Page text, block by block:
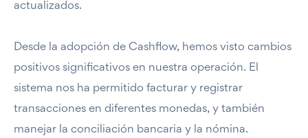
actualizados.
Desde la adopción de Cashflow, hemos visto cambios
positivos significativos en nuestra operación. El
sistema nos ha permitido facturar y registrar
transacciones en diferentes monedas, y también
manejar la conciliación bancaria y la nómina.